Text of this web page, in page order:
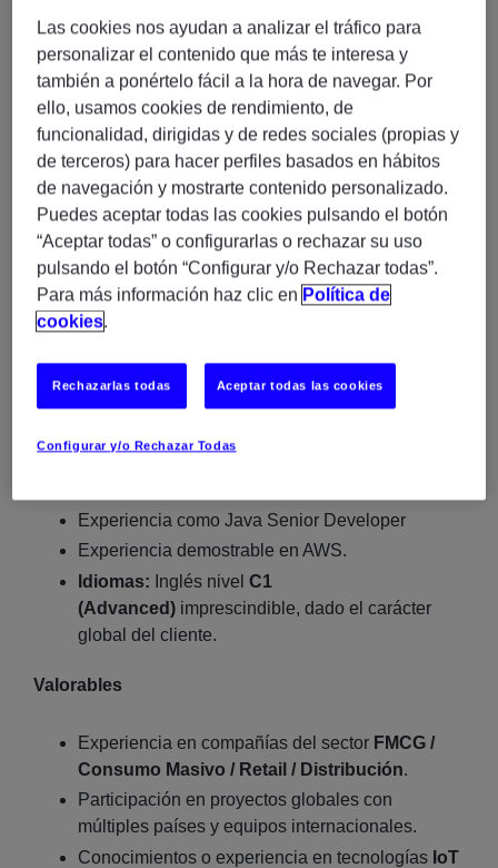
Funciones y Responsabilidades
Desarrollo y mantenimiento de aplicaciones Full
Stack en entornos Java.
Participación en proyectos de migración de
aplicaciones a AWS Cloud.
Diseño, desarrollo e integración de soluciones
cloud.
Colaboración con equipos internacionales
siguiendo buenas prácticas de desarrollo.
aplicaciones.
Experiencia como Java Senior Developer
Experiencia demostrable en AWS.
Idiomas: Inglés nivel C1
(Advanced) imprescindible, dado el carácter
global del cliente.
Valorables
Experiencia en compañías del sector FMCG /
Consumo Masivo / Retail / Distribución.
Participación en proyectos globales con
múltiples países y equipos internacionales.
Conocimientos o experiencia en tecnologías IoT
Las cookies nos ayudan a analizar el tráfico para
personalizar el contenido que más te interesa y
también a ponértelo fácil a la hora de navegar. Por
ello, usamos cookies de rendimiento, de
funcionalidad, dirigidas y de redes sociales (propias y
de terceros) para hacer perfiles basados en hábitos
de navegación y mostrarte contenido personalizado.
Puedes aceptar todas las cookies pulsando el botón
“Aceptar todas” o configurarlas o rechazar su uso
pulsando el botón “Configurar y/o Rechazar todas”.
Para más información haz clic en Política de
cookies.
Configurar y/o Rechazar Todas
Rechazarlas todas Aceptar todas las cookies